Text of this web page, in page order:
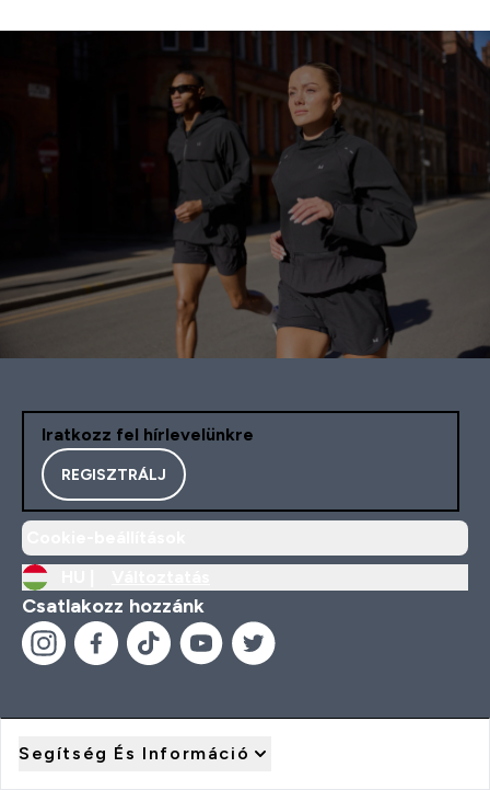
Iratkozz fel hírlevelünkre
REGISZTRÁLJ
Csatlakozz hozzánk
Segítség És Információ